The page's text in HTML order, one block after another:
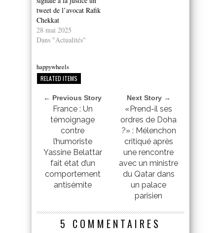
tweet de l’avocat Rafik
Chekkat
28 mai 2025
Dans "Actualités"
happywheels
RELATED ITEMS
← Previous Story
France : Un
témoignage
contre
l’humoriste
Yassine Belattar
fait état d’un
comportement
antisémite
Next Story →
«Prend-il ses
ordres de Doha
?» : Mélenchon
critiqué après
une rencontre
avec un ministre
du Qatar dans
un palace
parisien
5 COMMENTAIRES